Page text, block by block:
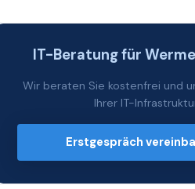
IT-Beratung für
Wir beraten Sie kostenfrei und
Ihrer IT-
Erstgespräch